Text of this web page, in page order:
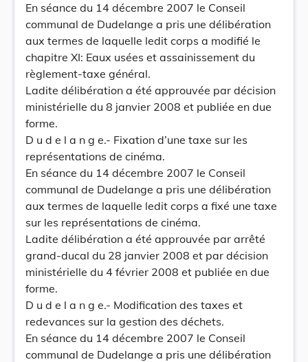
En séance du 14 décembre 2007 le Conseil
communal de Dudelange a pris une délibération
aux termes de laquelle ledit corps a modifié le
chapitre XI: Eaux usées et assainissement du
règlement-taxe général.
Ladite délibération a été approuvée par décision
ministérielle du 8 janvier 2008 et publiée en due
forme.
D u d e l a n g e.- Fixation d’une taxe sur les
représentations de cinéma.
En séance du 14 décembre 2007 le Conseil
communal de Dudelange a pris une délibération
aux termes de laquelle ledit corps a fixé une taxe
sur les représentations de cinéma.
Ladite délibération a été approuvée par arrêté
grand-ducal du 28 janvier 2008 et par décision
ministérielle du 4 février 2008 et publiée en due
forme.
D u d e l a n g e.- Modification des taxes et
redevances sur la gestion des déchets.
En séance du 14 décembre 2007 le Conseil
communal de Dudelange a pris une délibération